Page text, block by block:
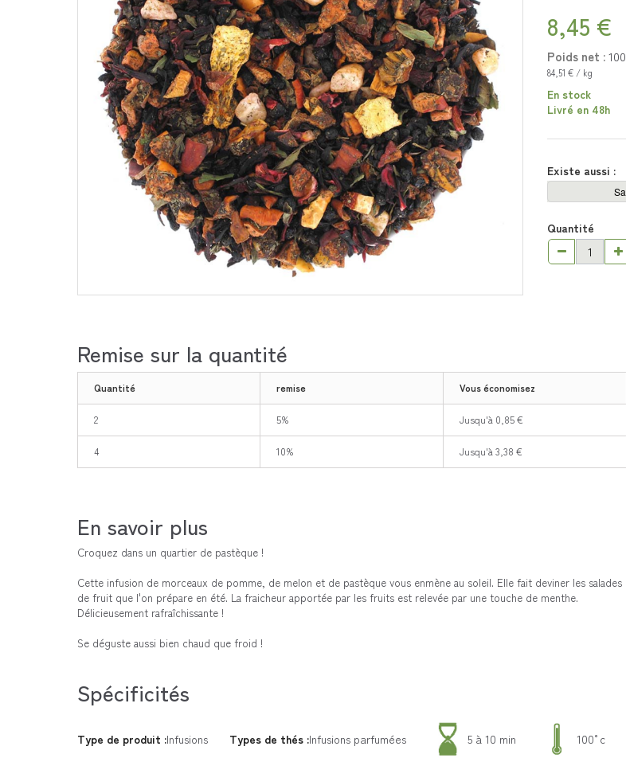
8,45 €
Poids net :100
84,51 € / kg
En stock
Livré en 48h
Existe aussi :
Quantité
Remise sur la quantité
Quantité remise Vous économisez
2 5% Jusqu'à 0,85 €
4 10% Jusqu'à 3,38 €
En savoir plus
Croquez dans un quartier de pastèque !
Cette infusion de morceaux de pomme, de melon et de pastèque vous enmène au soleil. Elle fait deviner les salades
de fruit que l'on prépare en été. La fraicheur apportée par les fruits est relevée par une touche de menthe.
Délicieusement rafraîchissante !
Se déguste aussi bien chaud que froid !
Spécificités
Type de produit :Infusions Types de thés :Infusions parfumées 5 à 10 min 100°c